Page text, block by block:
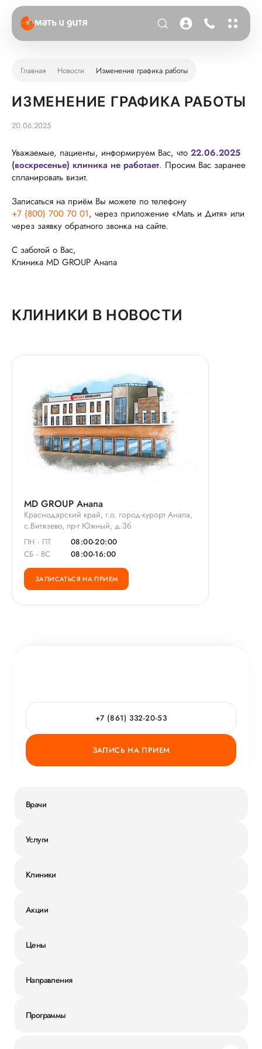
Главная Новости Изменение графика работы
ИЗМЕНЕНИЕ ГРАФИКА РАБОТЫ
20.06.2025
Уважаемые, пациенты, информируем Вас, что 22.06.2025
(воскресенье) клиника не работает. Просим Вас заранее
спланировать визит.
Записаться на приём Вы можете по телефону
+7 (800) 700 70 01, через приложение «Мать и Дитя» или
через заявку обратного звонка на сайте.
С заботой о Вас,
Клиника MD GROUP Анапа
КЛИНИКИ В НОВОСТИ
MD GROUP Анапа
Краснодарский край, г.о. город-курорт Анапа,
с.Витязево, пр-т Южный, д.3б
ПН - ПТ
08:00-20:00
СБ - ВС
08:00-16:00
ЗАПИСАТЬСЯ НА ПРИЕМ
+7 (861) 332-20-53
ЗАПИСЬ НА ПРИЕМ
Врачи
Услуги
Клиники
Акции
Цены
Направления
Программы